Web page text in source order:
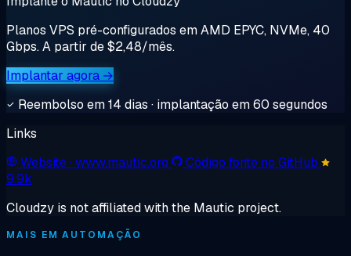
Planos VPS pré-configurados em AMD EPYC, NVMe, 40
Gbps. A partir de $2,48/mês.
Implantar agora →
Reembolso em 14 dias · implantação em 60 segundos
Links
Website· www.mautic.org
Código fonte no GitHub
9.9k
Cloudzy is not affiliated with the Mautic project.
MAIS EM AUTOMAÇÃO